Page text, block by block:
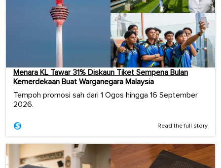
Menara KL Tawar 31% Diskaun Tiket Sempena Bulan
Kemerdekaan Buat Warganegara Malaysia
Tempoh promosi sah dari 1 Ogos hingga 16 September
2026.
Read the full story